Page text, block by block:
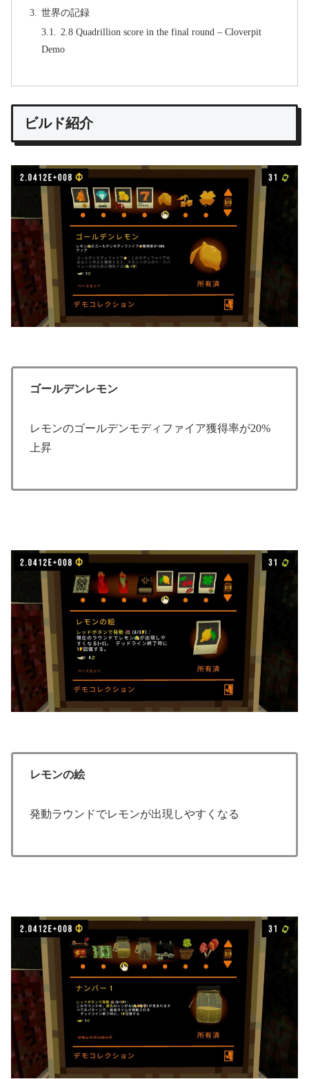
世界の記録
2.8 Quadrillion score in the final round – Cloverpit
Demo
ビルド紹介
ゴールデンレモン
レモンのゴールデンモディファイア獲得率が20%
上昇
レモンの絵
発動ラウンドでレモンが出現しやすくなる